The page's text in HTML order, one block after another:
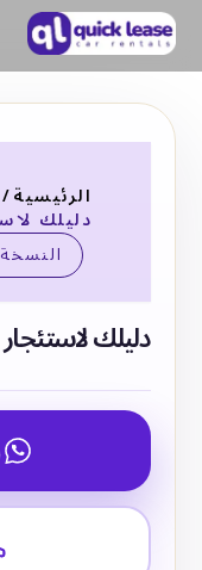
الرئيسية/
دليلك
دليلك